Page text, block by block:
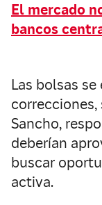
El mercado
bancos
Las bolsas
Sancho,
deberían
buscar
activa.